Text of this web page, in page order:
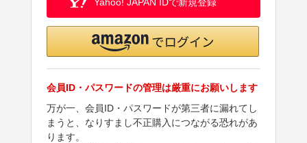
会員ID・パスワードの管理は厳重にお願いします
万が一、会員ID・パスワードが第三者に漏れてし
まうと、なりすまし不正購入につながる恐れがあ
ります。